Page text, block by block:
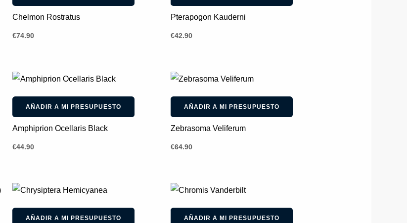
Chelmon Rostratus
€74.90
Pterapogon Kauderni
€42.90
AÑADIR A MI PRESUPUESTO
Amphiprion Ocellaris Black
€44.90
AÑADIR A MI PRESUPUESTO
Zebrasoma Veliferum
€64.90
AÑADIR A MI PRESUPUESTO AÑADIR A MI PRESUPUESTO